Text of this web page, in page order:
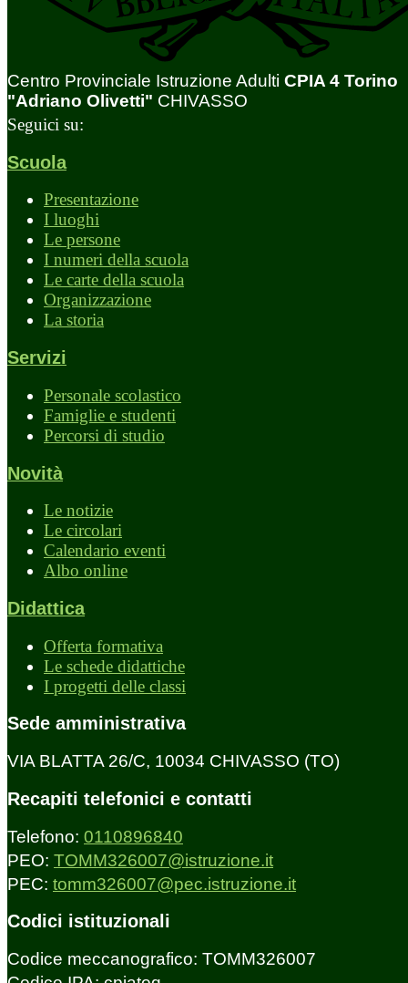
Centro Provinciale Istruzione Adulti CPIA 4 Torino
"Adriano Olivetti" CHIVASSO
Seguici su:
Scuola
Presentazione
I luoghi
Le persone
I numeri della scuola
Le carte della scuola
Organizzazione
La storia
Servizi
Personale scolastico
Famiglie e studenti
Percorsi di studio
Novità
Le notizie
Le circolari
Calendario eventi
Albo online
Didattica
Offerta formativa
Le schede didattiche
I progetti delle classi
Sede amministrativa
VIA BLATTA 26/C, 10034 CHIVASSO (TO)
Recapiti telefonici e contatti
Telefono: 0110896840
PEO: TOMM326007@istruzione.it
PEC: tomm326007@pec.istruzione.it
Codici istituzionali
Codice meccanografico: TOMM326007